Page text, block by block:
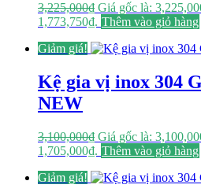
3,225,000₫ Giá gốc là:
1,773,750₫. Thêm vào giỏ hàng
Giảm giá!
Kệ gia vị inox 304
NEW
3,100,000₫ Giá gốc là:
1,705,000₫. Thêm vào giỏ hàng
Giảm giá!